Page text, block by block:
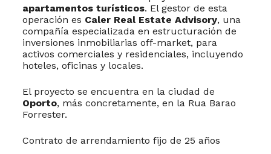
apartamentos turísticos. El gestor de esta
operación es Caler Real Estate Advisory, una
compañía especializada en estructuración de
inversiones inmobiliarias off-market, para
activos comerciales y residenciales, incluyendo
hoteles, oficinas y locales.
El proyecto se encuentra en la ciudad de
Oporto, más concretamente, en la Rua Barao
Forrester.
Contrato de arrendamiento fijo de 25 años